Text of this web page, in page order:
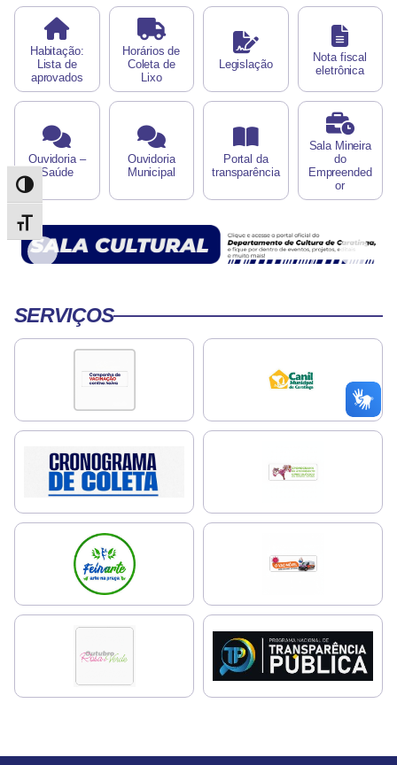
Alternar alto contraste
Alternar tamanho da fonte
Habitação:
Lista de
aprovados
Horários de
Coleta de
Lixo
Legislação
Nota fiscal
eletrônica
Ouvidoria –
Saúde
Ouvidoria
Municipal
Portal da
transparência
Sala Mineira
do
Empreended
or
SERVIÇOS